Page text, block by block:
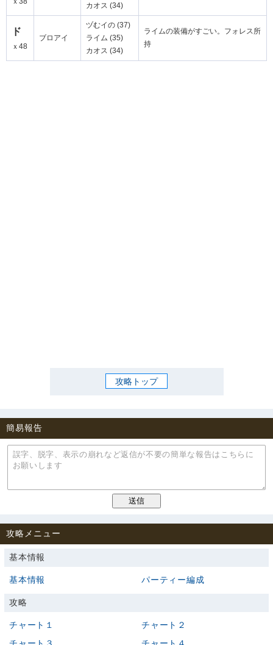
カオス (34)
ド
ｘ48
ブロアイ
ヅむイの (37)
ライム (35)
カオス (34)
ライムの装備がすごい。フォレス所
持
攻略トップ
簡易報告
攻略メニュー
基本情報
基本情報 パーティー編成
攻略
チャート１
チャート２